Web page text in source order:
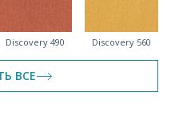
Discovery 490 Discovery 560
спеццена
ВСЕ